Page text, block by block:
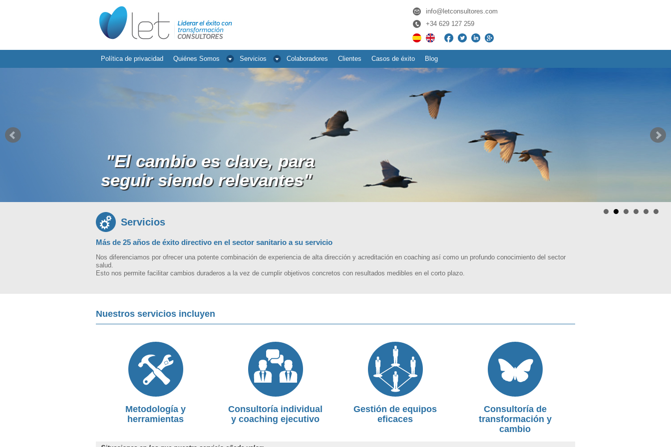
info@letconsultores.com
+34­ 629­ 127­ 259
Política de privacidad Quiénes Somos Servicios Colaboradores Clientes Casos de éxito Blog
"El cambio es clave, para
seguir siendo relevantes"
Servicios
Más de 25 años de éxito directivo en el sector sanitario a su servicio
Nos diferenciamos por ofrecer una potente combinación de experiencia de alta dirección y acreditación en coaching así como un profundo conocimiento del sector
salud.
Esto nos permite facilitar cambios duraderos a la vez de cumplir objetivos concretos con resultados medibles en el corto plazo.
Nuestros servicios incluyen
Metodología y
herramientas
Consultoría individual
y coaching ejecutivo
Gestión de equipos
eficaces
Consultoría de
transformación y
cambio